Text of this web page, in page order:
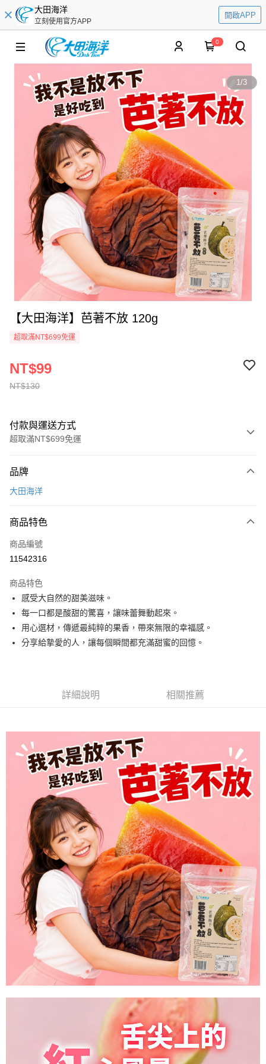
大田海洋
立刻使用官方APP
開啟APP
0
1/3
【大田海洋】芭著不放 120g
超取滿NT$699免運
NT$130
NT$99
付款與運送方式
超取滿NT$699免運
信用卡一次付款
LINE Pay
Apple Pay
悠遊付
全盈+PAY
AFTEE先享後付
相關說明
１．簡單：不需註冊會員、不需綁卡、不需儲值。
１．於結帳方式選擇「AFTEE先享後付」後，將跳轉至「AFTEE先享後付」
結帳頁面，進行簡訊認證並確認金額後，即可完成結帳。
２．訂單成立數日內，您將收到繳費通知簡訊。
３．收到繳費通知簡訊後14天內，點擊此簡訊中的連結，可透過四大超商／
ATM／網路銀行／等多元方式進行付款，方視為交易完成。
※ 請注意：結帳手續完成當下不需立刻繳費，但若您需要取消訂單，請聯絡
購買商品的店家。未經商家同意取消之訂單仍視為有效，需透過AFTEE先享
後付繳納相關費用。
※ 交易是否成功請以「AFTEE先享後付 」之結帳頁面顯示為準，若有關於
是否繳費成功／繳費後需取消欲退款等相關疑問，請聯繫「AFTEE先享後付
客戶支援中心」 https://netprotections.freshdesk.com/support/home
【注意事項】
１．透過由恩沛科技股份有限公司提供之「AFTEE先享後付」服務完成之交
易，需依本服務之必要範圍內提供個人資料，並將交易相關給付款項請求債
權轉讓予恩沛科技股份有限公司。
２．關於個人資料處理事宜，請瀏覽以下網址：
https://aftee.tw/terms/#terms3
３．未成年的使用者請事先徵得法定代理人或監護人之同意方可使用
「AFTEE先享後付」，若未經同意申辦者引起之損失，本公司不負相關責
４．使用「AFTEE先享後付」時，將依據個別帳號之用戶狀況，依本公司即
時審查核予不同之上限額度；若仍有額度不足之情形，本公司將視審查結果
５．嚴禁一人註冊多個帳號或使用他人資訊註冊。若發現惡意使用之情形，
恩沛科技股份有限公司將有權停止該用戶之使用額度並採取法律行動。
每筆NT$60，滿NT$699(含以上)免運費
付款後全家取貨
每筆NT$60，滿NT$699(含以上)免運費
7-11取貨付款
每筆NT$60，滿NT$699(含以上)免運費
付款後7-11取貨
每筆NT$60，滿NT$699(含以上)免運費
宅配
每筆NT$150，滿NT$1,200(含以上)免運費
品牌
大田海洋
商品特色
商品編號
11542316
商品特色
感受大自然的甜美滋味。
每一口都是酸甜的驚喜，讓味蕾舞動起來。
用心選材，傳遞最純粹的果香，帶來無限的幸福感。
分享給摯愛的人，讓每個瞬間都充滿甜蜜的回憶。
詳細說明 相關推薦